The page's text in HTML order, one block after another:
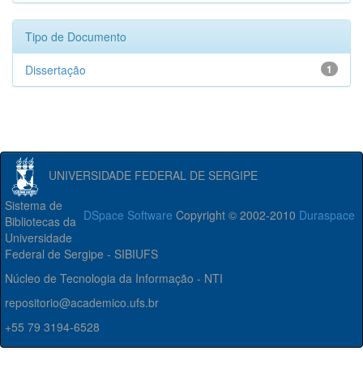
Tipo de Documento
1
Dissertação
UNIVERSIDADE FEDERAL DE SERGIPE
DSpace Software Copyright © 2002-2010 Duraspace
Sistema de
Bibliotecas da
Universidade
Federal de Sergipe - SIBIUFS
Núcleo de Tecnologia da Informação - NTI
repositorio@academico.ufs.br
+55 79 3194-6528